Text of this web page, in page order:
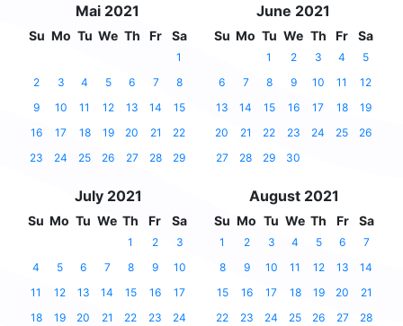
Mai 2021
Su Mo Tu We Th Fr Sa
1
2
3 4 5 6 7
8
9
10 11 12 13 14
15
16
17 18 19 20 21
22
23
24 25 26 27 28 29
June 2021
Su Mo Tu We Th Fr Sa
1 2 3 4
5
6
7 8 9 10 11
12
13
14 15 16 17 18
19
20
21 22 23 24 25
26
27
28 29 30
July 2021
Su Mo Tu We Th Fr Sa
1 2
3
4
5 6 7 8 9
10
11
12 13 14 15 16
17
18
19 20 21 22 23
24
August 2021
Su Mo Tu We Th Fr Sa
1 2 3 4 5 6
7
8
9 10 11 12 13
14
15
16 17 18 19 20
21
22
23 24 25 26 27
28